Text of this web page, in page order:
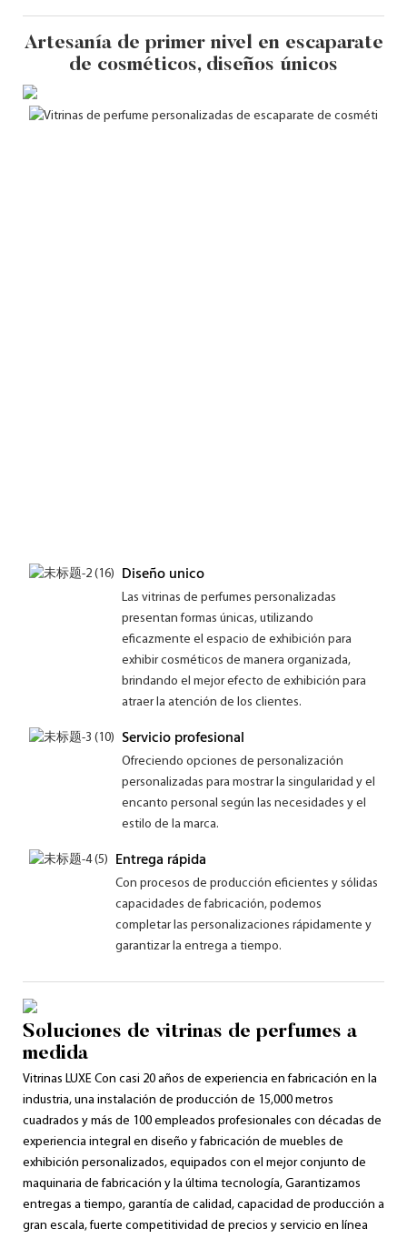
Artesanía de primer nivel en escaparate
de cosméticos, diseños únicos
Diseño unico
Las vitrinas de perfumes personalizadas
presentan formas únicas, utilizando
eficazmente el espacio de exhibición para
exhibir cosméticos de manera organizada,
brindando el mejor efecto de exhibición para
atraer la atención de los clientes.
Servicio profesional
Ofreciendo opciones de personalización
personalizadas para mostrar la singularidad y el
encanto personal según las necesidades y el
estilo de la marca.
Entrega rápida
Con procesos de producción eficientes y sólidas
capacidades de fabricación, podemos
completar las personalizaciones rápidamente y
garantizar la entrega a tiempo.
Soluciones de vitrinas de perfumes a
medida
Vitrinas LUXE Con ​​casi 20 años de experiencia en fabricación en la
industria, una instalación de producción de 15,000 metros
cuadrados y más de 100 empleados profesionales con décadas de
experiencia integral en diseño y fabricación de muebles de
exhibición personalizados, equipados con el mejor conjunto de
maquinaria de fabricación y la última tecnología, Garantizamos
entregas a tiempo, garantía de calidad, capacidad de producción a
gran escala, fuerte competitividad de precios y servicio en línea